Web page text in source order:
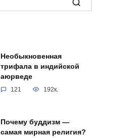
Необыкновенная
трифала в индийской
аюрведе
121 192к.
Почему буддизм —
самая мирная религия?